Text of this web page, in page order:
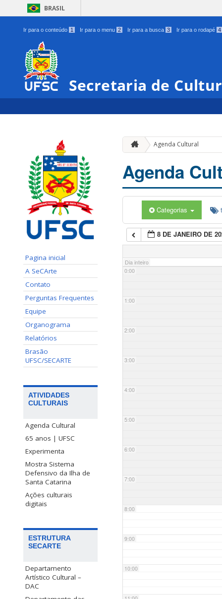
BRASIL
Ir para o conteúdo 1 Ir para o menu 2 Ir para a busca 3 Ir para o rodapé 4
Secretaria de
Pagina inicial
A SeCArte
Contato
Perguntas Frequentes
Equipe
Organograma
Relatórios
Brasão
UFSC/SECARTE
ATIVIDADES
CULTURAIS
Agenda Cultural
65 anos | UFSC
Experimenta
Mostra Sistema
Defensivo da Ilha de
Santa Catarina
Ações culturais
digitais
ESTRUTURA
SECARTE
Departamento
Artístico Cultural –
DAC
Agenda Cultural
Agenda
Categorias
8 DE JANEIRO DE
Dia inteiro
0:00
1:00
2:00
3:00
4:00
5:00
6:00
7:00
8:00
9:00
10:00